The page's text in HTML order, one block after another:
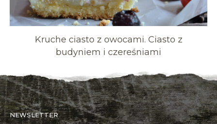
Kruche ciasto z owocami. Ciasto z
budyniem i czereśniami
NEWSLETTER